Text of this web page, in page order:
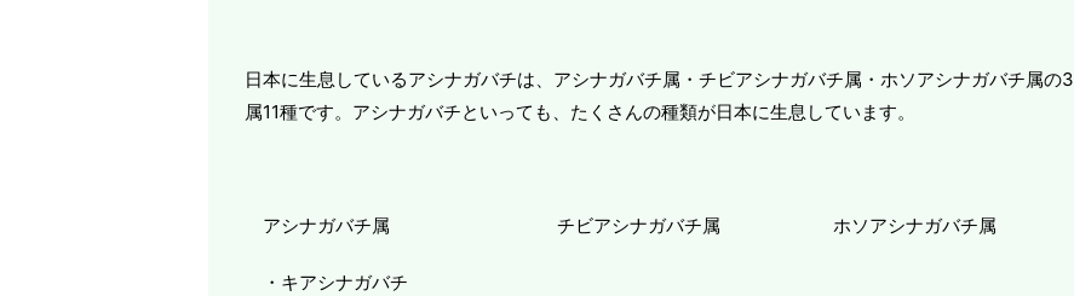
日本に生息しているアシナガバチは、アシナガバチ属・チビアシナガバチ属・ホソアシナガバチ属の3
属11種です。アシナガバチといっても、たくさんの種類が日本に生息しています。
アシナガバチ属 チビアシナガバチ属 ホソアシナガバチ属
・キアシナガバチ